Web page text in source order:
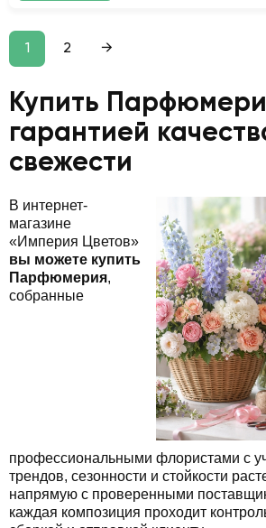
1 2 →
Купить
гарантией
свежести
В интернет-
магазине
«Империя Цветов»
вы можете купить
Парфюмерия,
собранные
профессиональными флористами с
трендов, сезонности и стойкости
напрямую с проверенными
каждая композиция проходит